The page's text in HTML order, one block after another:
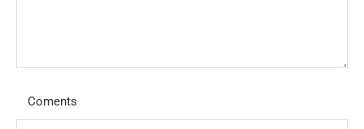
Coments